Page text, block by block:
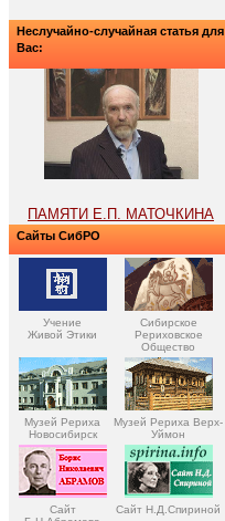
Неслучайно-случайная статья для
Вас:
ПАМЯТИ Е.П. МАТОЧКИНА
Сайты СибРО
Учение
Живой Этики
Сибирское
Рериховское
Общество
Музей Рериха
Новосибирск
Музей Рериха Верх-
Уймон
Сайт
Сайт Н.Д.Спириной